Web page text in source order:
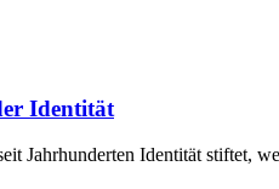
Identität
Jahrhunderten Identität stiftet,